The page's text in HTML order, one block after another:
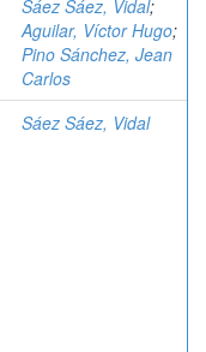
Sáez Sáez, Vidal;
Aguilar, Víctor Hugo;
Pino Sánchez, Jean
Carlos
Sáez Sáez, Vidal